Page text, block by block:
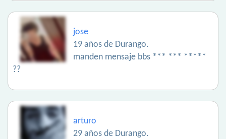
jose
19 años de Durango.
manden mensaje bbs *** *** *****
??
arturo
29 años de Durango.